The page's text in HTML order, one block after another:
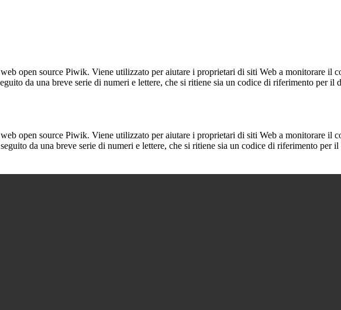
open source Piwik. Viene utilizzato per aiutare i proprietari di siti Web a monitorare il
da una breve serie di numeri e lettere, che si ritiene sia un codice di riferimento per il
open source Piwik. Viene utilizzato per aiutare i proprietari di siti Web a monitorare il
da una breve serie di numeri e lettere, che si ritiene sia un codice di riferimento per